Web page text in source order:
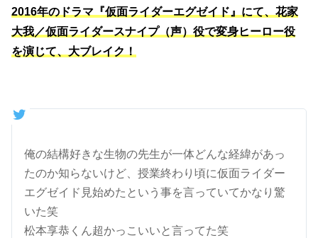
2016年のドラマ『仮面ライダーエグゼイド』にて、花家
大我／仮面ライダースナイプ（声）役で変身ヒーロー役
を演じて、大ブレイク！
俺の結構好きな生物の先生が一体どんな経緯があっ
たのか知らないけど、授業終わり頃に仮面ライダー
エグゼイド見始めたという事を言っていてかなり驚
いた笑
松本享恭くん超かっこいいと言ってた笑